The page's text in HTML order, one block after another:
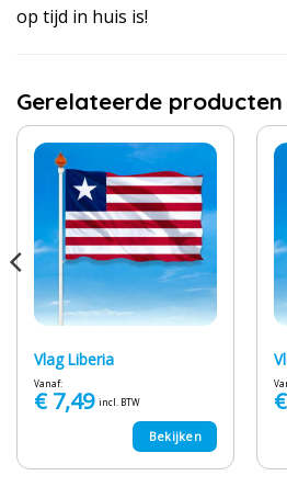
op tijd in huis is!
Gerelateerde producten
Vlag Liberia
Vanaf:
€7,49 incl. BTW
Bekijken
€